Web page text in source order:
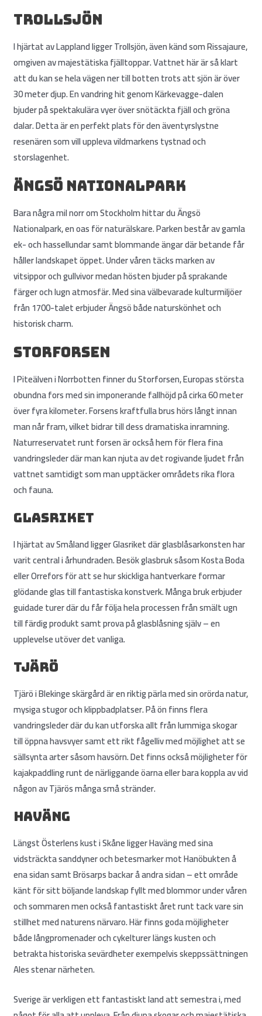
Trollsjön
I hjärtat av Lappland ligger Trollsjön, även känd som Rissajaure,
omgiven av majestätiska fjälltoppar. Vattnet här är så klart
att du kan se hela vägen ner till botten trots att sjön är över
30 meter djup. En vandring hit genom Kärkevagge-dalen
bjuder på spektakulära vyer över snötäckta fjäll och gröna
dalar. Detta är en perfekt plats för den äventyrslystne
resenären som vill uppleva vildmarkens tystnad och
storslagenhet.
Ängsö Nationalpark
Bara några mil norr om Stockholm hittar du Ängsö
Nationalpark, en oas för naturälskare. Parken består av gamla
ek- och hassellundar samt blommande ängar där betande får
håller landskapet öppet. Under våren täcks marken av
vitsippor och gullvivor medan hösten bjuder på sprakande
färger och lugn atmosfär. Med sina välbevarade kulturmiljöer
från 1700-talet erbjuder Ängsö både naturskönhet och
historisk charm.
Storforsen
I Piteälven i Norrbotten finner du Storforsen, Europas största
obundna fors med sin imponerande fallhöjd på cirka 60 meter
över fyra kilometer. Forsens kraftfulla brus hörs långt innan
man når fram, vilket bidrar till dess dramatiska inramning.
Naturreservatet runt forsen är också hem för flera fina
vandringsleder där man kan njuta av det rogivande ljudet från
vattnet samtidigt som man upptäcker områdets rika flora
och fauna.
Glasriket
I hjärtat av Småland ligger Glasriket där glasblåsarkonsten har
varit central i århundraden. Besök glasbruk såsom Kosta Boda
eller Orrefors för att se hur skickliga hantverkare formar
glödande glas till fantastiska konstverk. Många bruk erbjuder
guidade turer där du får följa hela processen från smält ugn
till färdig produkt samt prova på glasblåsning själv – en
upplevelse utöver det vanliga.
Tjärö
Tjärö i Blekinge skärgård är en riktig pärla med sin orörda natur,
mysiga stugor och klippbadplatser. På ön finns flera
vandringsleder där du kan utforska allt från lummiga skogar
till öppna havsvyer samt ett rikt fågelliv med möjlighet att se
sällsynta arter såsom havsörn. Det finns också möjligheter för
kajakpaddling runt de närliggande öarna eller bara koppla av vid
någon av Tjärös många små stränder.
Haväng
Längst Österlens kust i Skåne ligger Haväng med sina
vidsträckta sanddyner och betesmarker mot Hanöbukten å
ena sidan samt Brösarps backar å andra sidan – ett område
känt för sitt böljande landskap fyllt med blommor under våren
och sommaren men också fantastiskt året runt tack vare sin
stillhet med naturens närvaro. Här finns goda möjligheter
både långpromenader och cykelturer längs kusten och
betrakta historiska sevärdheter exempelvis skeppssättningen
Ales stenar närheten.
Sverige är verkligen ett fantastiskt land att semestra i, med